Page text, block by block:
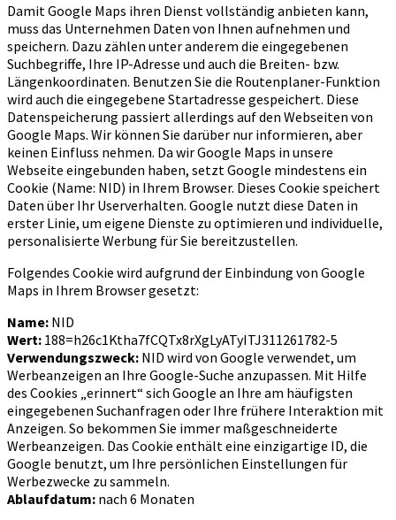
Damit Google Maps ihren Dienst vollständig anbieten kann,
muss das Unternehmen Daten von Ihnen aufnehmen und
speichern. Dazu zählen unter anderem die eingegebenen
Suchbegriffe, Ihre IP-Adresse und auch die Breiten- bzw.
Längenkoordinaten. Benutzen Sie die Routenplaner-Funktion
wird auch die eingegebene Startadresse gespeichert. Diese
Datenspeicherung passiert allerdings auf den Webseiten von
Google Maps. Wir können Sie darüber nur informieren, aber
keinen Einfluss nehmen. Da wir Google Maps in unsere
Webseite eingebunden haben, setzt Google mindestens ein
Cookie (Name: NID) in Ihrem Browser. Dieses Cookie speichert
Daten über Ihr Userverhalten. Google nutzt diese Daten in
erster Linie, um eigene Dienste zu optimieren und individuelle,
personalisierte Werbung für Sie bereitzustellen.
Folgendes Cookie wird aufgrund der Einbindung von Google
Maps in Ihrem Browser gesetzt:
Name: NID
Wert: 188=h26c1Ktha7fCQTx8rXgLyATyITJ311261782-5
Verwendungszweck: NID wird von Google verwendet, um
Werbeanzeigen an Ihre Google-Suche anzupassen. Mit Hilfe
des Cookies „erinnert“ sich Google an Ihre am häufigsten
eingegebenen Suchanfragen oder Ihre frühere Interaktion mit
Anzeigen. So bekommen Sie immer maßgeschneiderte
Werbeanzeigen. Das Cookie enthält eine einzigartige ID, die
Google benutzt, um Ihre persönlichen Einstellungen für
Werbezwecke zu sammeln.
Ablaufdatum: nach 6 Monaten